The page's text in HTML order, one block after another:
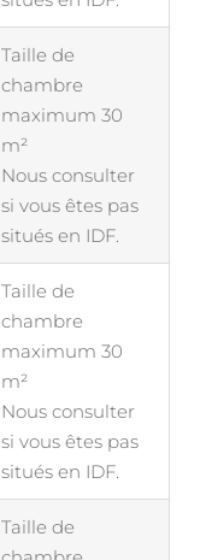
Taille de
chambre
maximum 30
m²
Nous consulter
si vous êtes pas
situés en IDF.
Taille de
chambre
maximum 30
m²
Nous consulter
si vous êtes pas
situés en IDF.
Taille de